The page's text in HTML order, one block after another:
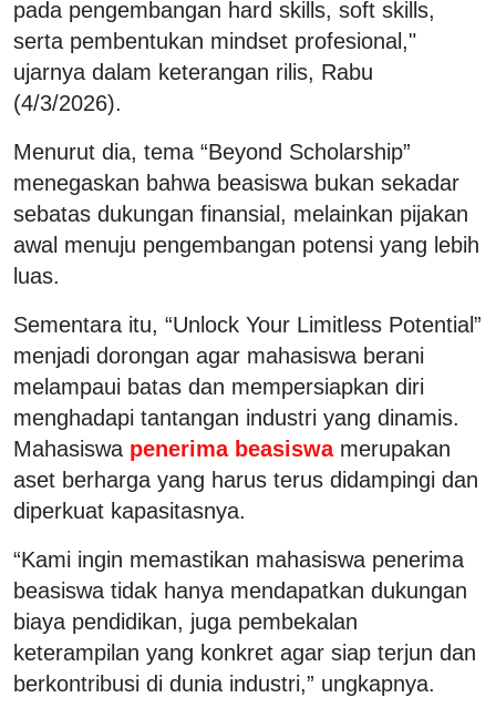
pada pengembangan hard skills, soft skills,
serta pembentukan mindset profesional,"
ujarnya dalam keterangan rilis, Rabu
(4/3/2026).
Menurut dia, tema “Beyond Scholarship”
menegaskan bahwa beasiswa bukan sekadar
sebatas dukungan finansial, melainkan pijakan
awal menuju pengembangan potensi yang lebih
luas.
Sementara itu, “Unlock Your Limitless Potential”
menjadi dorongan agar mahasiswa berani
melampaui batas dan mempersiapkan diri
menghadapi tantangan industri yang dinamis.
Mahasiswa penerima beasiswa merupakan
aset berharga yang harus terus didampingi dan
diperkuat kapasitasnya.
“Kami ingin memastikan mahasiswa penerima
beasiswa tidak hanya mendapatkan dukungan
biaya pendidikan, juga pembekalan
keterampilan yang konkret agar siap terjun dan
berkontribusi di dunia industri,” ungkapnya.